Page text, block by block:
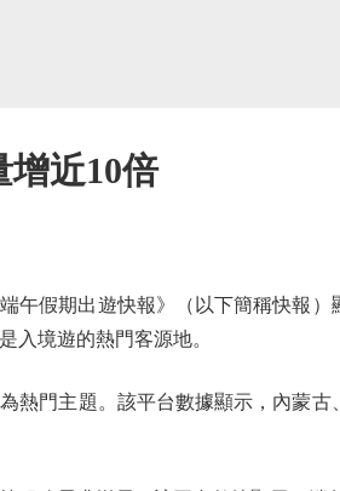
近10倍
假期出遊快報》（以下簡稱快報）
入境遊的熱門客源地。
門主題。該平台數據顯示，內蒙古